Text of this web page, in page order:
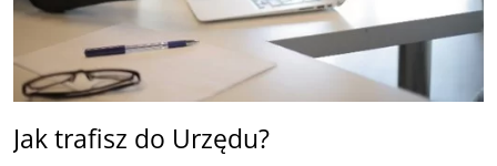
Jak trafisz do Urzędu?